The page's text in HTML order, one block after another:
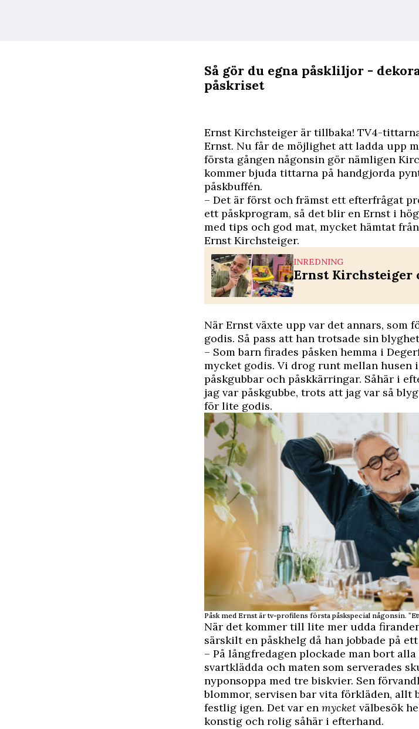
Så gör du egna påskliljor -
påskriset
Ernst Kirchsteiger är tillbaka! TV4-
Ernst. Nu får de möjlighet att ladda upp
första gången någonsin gör nämligen
kommer bjuda tittarna på handgjorda
påskbuffén.
– Det är först och främst ett efterfrågat
ett påskprogram, så det blir en Ernst i
med tips och god mat, mycket hämtat
Ernst Kirchsteiger.
INREDNING
Ernst Kirchsteiger
När Ernst växte upp var det annars, som
godis. Så pass att han trotsade sin
– Som barn firades påsken hemma i
mycket godis. Vi drog runt mellan husen
påskgubbar och påskkärringar. Såhär i
jag var påskgubbe, trots att jag var så
för lite godis.
Påsk med Ernst är tv-profilens första påskspecial någonsin.
När det kommer till lite mer udda
särskilt en påskhelg då han jobbade på
– På långfredagen plockade man bort
svartklädda och maten som serverades
nyponsoppa med tre biskvier. Sen
blommor, servisen bar vita förkläden, allt
festlig igen. Det var en mycket välbesök
konstig och rolig såhär i efterhand.